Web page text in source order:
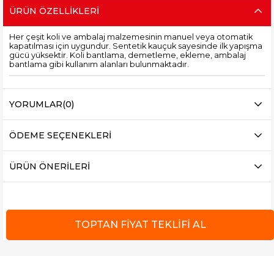
ÜRÜN ÖZELLIKLERI
Her çeşit koli ve ambalaj malzemesinin manuel veya otomatik
kapatılması için uygundur. Sentetik kauçuk sayesinde ilk yapışma
gücü yüksektir. Koli bantlama, demetleme, ekleme, ambalaj
bantlama gibi kullanım alanları bulunmaktadır.
YORUMLAR(0)
ÖDEME SEÇENEKLERI
ÜRÜN ÖNERILERI